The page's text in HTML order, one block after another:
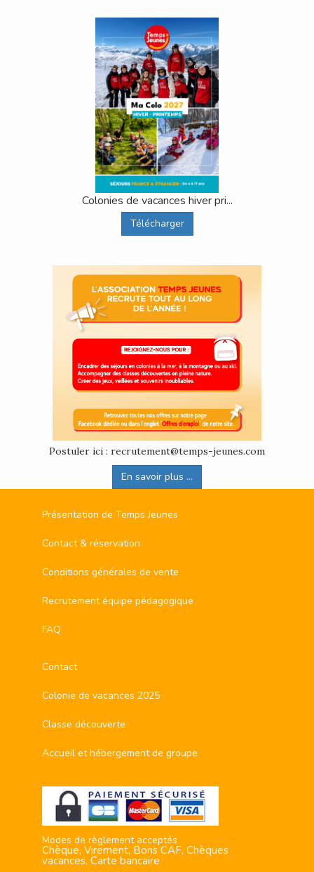
Colonies de vacances hiver pri...
Télécharger
Postuler ici : recrutement@temps-jeunes.com
En savoir plus ...
Présentation de Temps Jeunes
Contact & réservation
Conditions générales de vente
Recrutement équipe pédagogique
FAQ
Contact
Colonie de vacances 2025
Classe découverte
Accueil et hébergement de groupe
Modes de règlement acceptés
Chèque, Virement, Bons CAF, Chèques
vacances, Carte bancaire